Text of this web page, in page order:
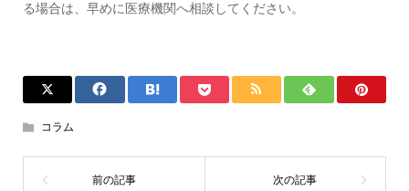
る場合は、早めに医療機関へ相談してください。
コラム